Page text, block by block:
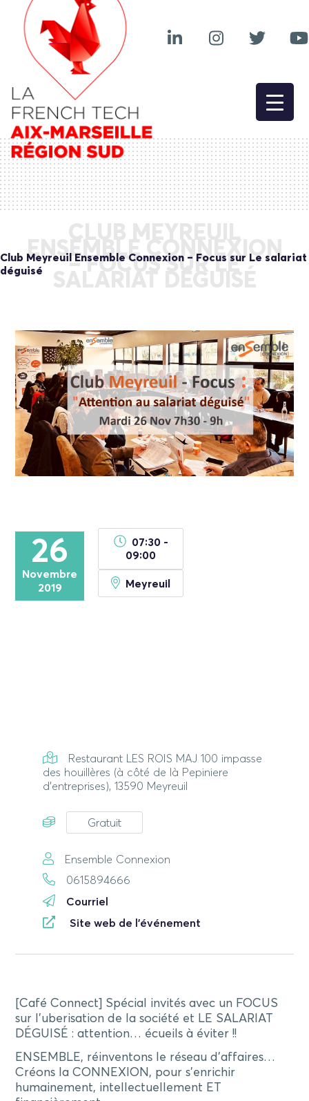
CLUB MEYREUIL
ENSEMBLE CONNEXION
– FOCUS SUR LE
SALARIAT DÉGUISÉ
Club Meyreuil Ensemble Connexion – Focus sur Le salariat
déguisé
26
Novembre
2019
07:30 -
09:00
Meyreuil
Restaurant LES ROIS MAJ 100 impasse
des houillères (à côté de là Pepiniere
d'entreprises), 13590 Meyreuil
Gratuit
Ensemble Connexion
0615894666
Courriel
Site web de l'événement
[Café Connect] Spécial invités avec un FOCUS
sur l’uberisation de la société et LE SALARIAT
DÉGUISÉ : attention… écueils à éviter !!
ENSEMBLE, réinventons le réseau d’affaires…
Créons la CONNEXION, pour s’enrichir
humainement, intellectuellement ET